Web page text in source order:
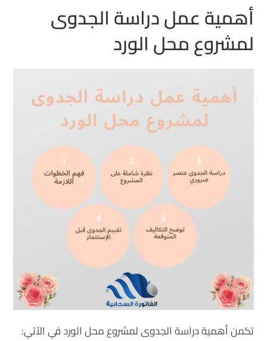
أهمية عمل دراسة الجدوى
لمشروع محل الورد
تكمن أهمية دراسة الجدوى لمشروع محل الورد في الآتي: